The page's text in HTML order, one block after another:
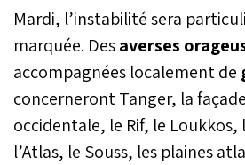
Mardi, l’instabilité sera
marquée. Desaverses
accompagnées localement de
concerneront Tanger, la
occidentale, le Rif, le Loukkos,
l’Atlas, le Souss, les plaines